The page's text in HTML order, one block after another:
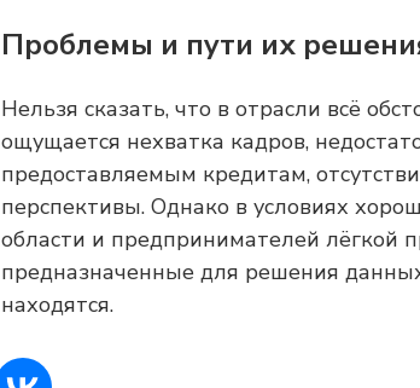
Проблемы и пути их
Нельзя сказать, что в отрасли всё
ощущается нехватка кадров,
предоставляемым кредитам,
перспективы. Однако в условиях
области и предпринимателей лёгкой
предназначенные для решения
находятся.